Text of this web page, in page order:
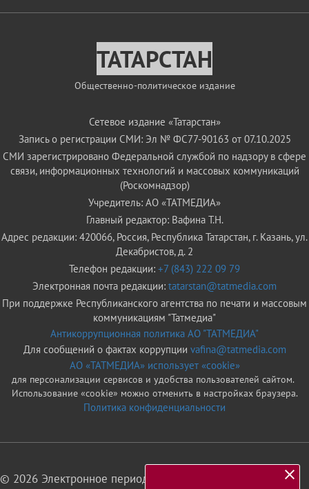
ТАТАРСТАН
Общественно-политическое издание
Сетевое издание «Татарстан»
Запись о регистрации СМИ: Эл № ФС77-90163 от 07.10.2025
СМИ зарегистрировано Федеральной службой по надзору в сфере
связи, информационных технологий и массовых коммуникаций
(Роскомнадзор)
Учредитель: АО «ТАТМЕДИА»
Главный редактор: Вафина Т.Н.
Адрес редакции: 420066, Россия, Республика Татарстан, г. Казань, ул.
Декабристов, д. 2
Телефон редакции: +7 (843) 222 09 79
Электронная почта редакции: tatarstan@tatmedia.com
При поддержке Республиканского агентства по печати и массовым
коммуникациям "Татмедиа"
Антикоррупционная политика АО "ТАТМЕДИА"
Для сообщений о фактах коррупции vafina@tatmedia.com
АО «ТАТМЕДИА» использует «cookie»
для персонализации сервисов и удобства пользователей сайтом.
Использование «cookie» можно отменить в настройках браузера.
Политика конфиденциальности
© 2026 Электронное периодическое издание «Татарстан»